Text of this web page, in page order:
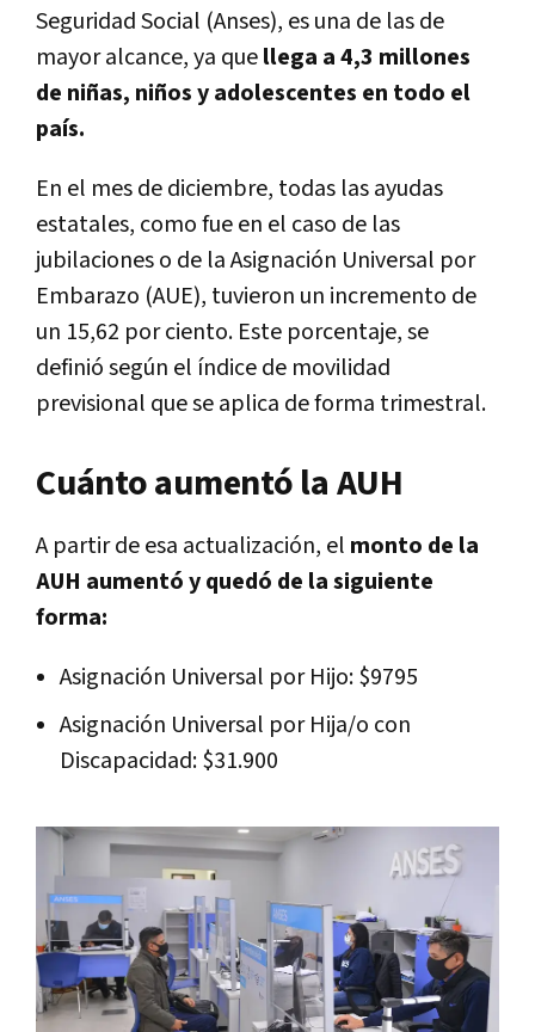
Seguridad Social (Anses), es una de las de
mayor alcance, ya quellega a 4,3 millones
de niñas, niños y adolescentes en todo el
país.
En el mes de diciembre, todas las ayudas
estatales, como fue en el caso de las
jubilaciones o de la Asignación Universal por
Embarazo (AUE), tuvieron un incremento de
un 15,62 por ciento. Este porcentaje, se
definió según el índice de movilidad
previsional que se aplica de forma trimestral.
Cuánto aumentó la AUH
A partir de esa actualización, el monto de la
AUH aumentó y quedó de la siguiente
forma:
Asignación Universal por Hijo: $9795
Asignación Universal por Hija/o con
Discapacidad: $31.900